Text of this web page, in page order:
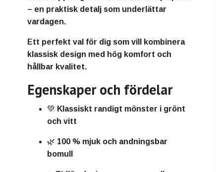
– en praktisk detalj som underlättar
vardagen.
Ett perfekt val för dig som vill kombinera
klassisk design med hög komfort och
hållbar kvalitet.
Egenskaper och fördelar
💚 Klassiskt randigt mönster i grönt
och vitt
🌿 100 % mjuk och andningsbar
bomull